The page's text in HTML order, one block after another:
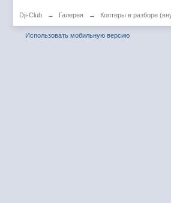
Dji-Club → Галерея → Коптеры в разборе
Использовать мобильную версию